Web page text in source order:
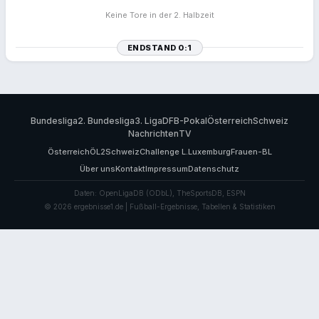
Keine Tore in der 2. Halbzeit
ENDSTAND 0:1
Bundesliga2. Bundesliga3. LigaDFB-PokalÖsterreichSchweiz
NachrichtenTV
ÖsterreichÖL2SchweizChallenge L.LuxemburgFrauen-BL
Über unsKontaktImpressumDatenschutz
Daten: OpenLigaDB (ODbL), TheSportsDB, ESPN
© 2026 ergebnisse1.de | Fußball-Ergebnisse, Tabellen & Statistiken